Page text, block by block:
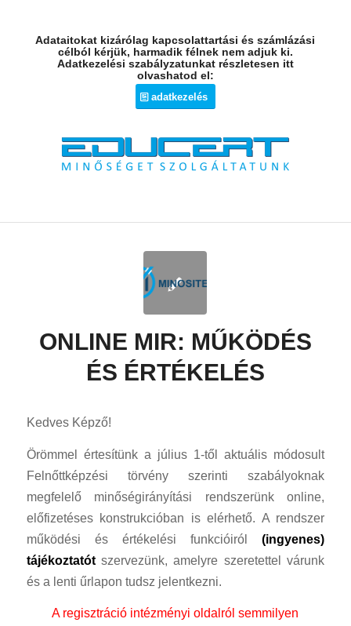
Adataitokat kizárólag kapcsolattartási és számlázási
célból kérjük, harmadik félnek nem adjuk ki.
Adatkezelési szabályzatunkat részletesen itt
olvashatod el:
adatkezelés
ONLINE MIR: MŰKÖDÉS
ÉS ÉRTÉKELÉS
Kedves Képző!
Örömmel értesítünk a július 1-től aktuális módosult
Felnőttképzési törvény szerinti szabályoknak
megfelelő minőségirányítási rendszerünk online,
előfizetéses konstrukcióban is elérhető. A rendszer
működési és értékelési funkcióiról (ingyenes)
tájékoztatótszervezünk, amelyre szeretettel várunk
és a lenti űrlapon tudsz jelentkezni.
A regisztráció intézményi oldalról semmilyen